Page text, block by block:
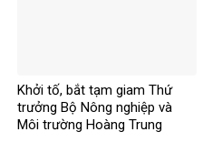
Khởi tố, bắt tạm giam Thứ
trưởng Bộ Nông nghiệp và
Môi trường Hoàng Trung